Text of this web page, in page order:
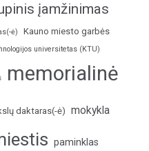
įamžinimas
ė)
Kauno miesto garbės
universitetas (KTU)
memorialinė
daktaras(-ė) mokykla
paminklas